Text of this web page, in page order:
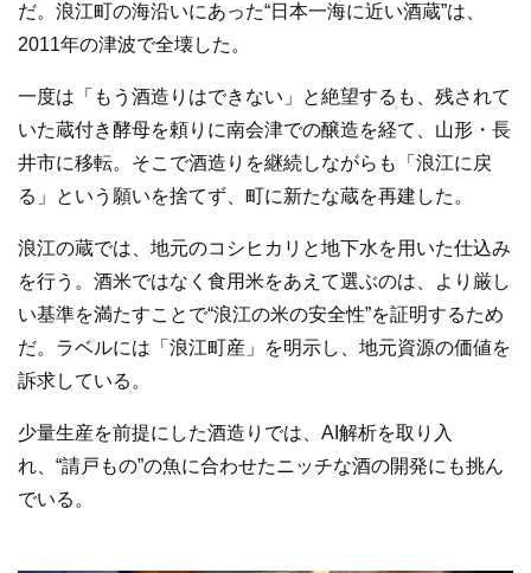
だ。浪江町の海沿いにあった“日本一海に近い酒蔵”は、
2011年の津波で全壊した。
一度は「もう酒造りはできない」と絶望するも、残されて
いた蔵付き酵母を頼りに南会津での醸造を経て、山形・長
井市に移転。そこで酒造りを継続しながらも「浪江に戻
る」という願いを捨てず、町に新たな蔵を再建した。
浪江の蔵では、地元のコシヒカリと地下水を用いた仕込み
を行う。酒米ではなく食用米をあえて選ぶのは、より厳し
い基準を満たすことで“浪江の米の安全性”を証明するため
だ。ラベルには「浪江町産」を明示し、地元資源の価値を
訴求している。
少量生産を前提にした酒造りでは、AI解析を取り入
れ、“請戸もの”の魚に合わせたニッチな酒の開発にも挑ん
でいる。